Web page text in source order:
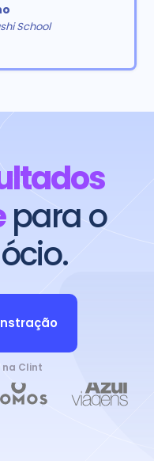
School
para o
na Clint